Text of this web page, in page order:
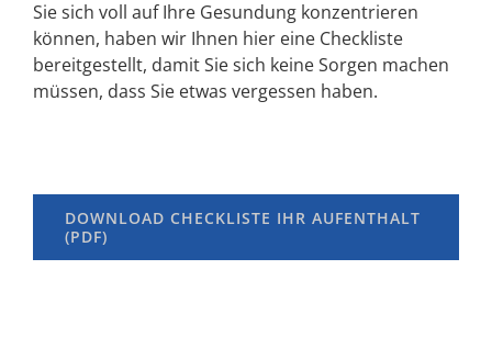
Sie sich voll auf Ihre Gesundung konzentrieren
können, haben wir Ihnen hier eine Checkliste
bereitgestellt, damit Sie sich keine Sorgen machen
müssen, dass Sie etwas vergessen haben.
DOWNLOAD CHECKLISTE IHR AUFENTHALT
(PDF)